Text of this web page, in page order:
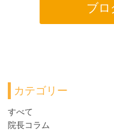
ブロ
カテゴリー
すべて
院長コラム